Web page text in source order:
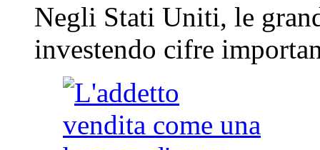
Negli Stati Uniti, le
investendo cifre